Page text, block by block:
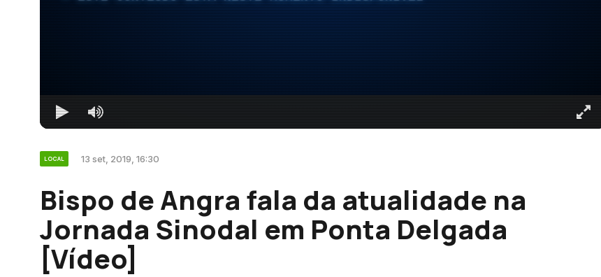
LOCAL 13 set, 2019, 16:30
Bispo de Angra fala da atualidade na
Jornada Sinodal em Ponta Delgada
[Vídeo]